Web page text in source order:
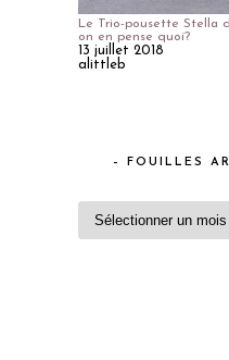
Le Trio-pousette Stella
on en pense quoi?
13 juillet 2018
alittleb
– FOUILLES